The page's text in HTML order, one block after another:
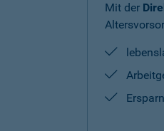
Mit der